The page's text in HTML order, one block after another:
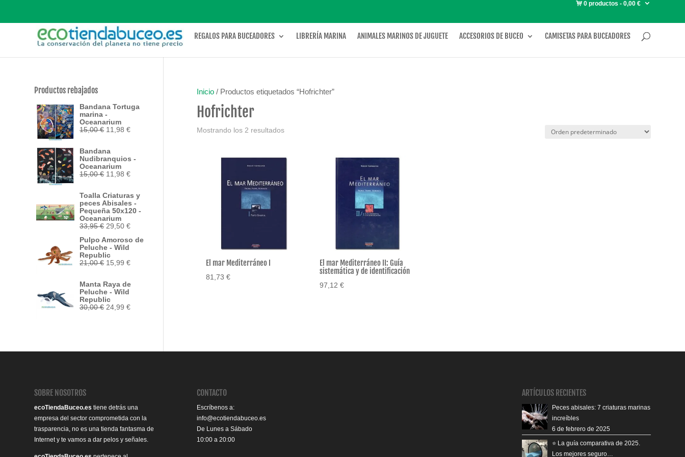
0 productos 0,00 €
REGALOS PARA BUCEADORES LIBRERÍA MARINA ANIMALES MARINOS DE JUGUETE ACCESORIOS DE BUCEO CAMISETAS PARA BUCEADORES
Inicio / Productos etiquetados “Hofrichter”
Hofrichter
Mostrando los 2 resultados
El mar Mediterráneo I
81,73€
El mar Mediterráneo II: Guía
sistemática y de identificación
97,12 €
Productos rebajados
Bandana Tortuga
marina -
Oceanarium
15,00€ El
era:
15,00 €.
11,98€El
11,98 €.
Bandana
Nudibranquios -
Oceanarium
15,00€ El
era:
15,00 €.
11,98€El
es:
11,98 €.
Toalla Criaturas y
peces Abisales -
Pequeña 50x120 -
Oceanarium
33,95€ El
original
era:
33,95 €.
29,50€El
actual
Pulpo Amoroso de
Peluche - Wild
Republic
21,00€ El
era:
21,00 €.
15,99€El
es:
Manta Raya de
Peluche - Wild
Republic
30,00€ El
24,99€El
SOBRE NOSOTROS
ecoTiendaBuceo.es tiene detrás una
empresa del sector comprometida con la
trasparencia, no es una tienda fantasma de
Internet y te vamos a dar pelos y señales.
CONTACTO
Escríbenos a:
info@ecotiendabuceo.es
De Lunes a Sábado
10:00 a 20:00
ARTÍCULOS RECIENTES
Peces abisales: 7 criaturas marinas
increíbles
6 de febrero de 2025
⭐️ La guía comparativa de 2025.
Los mejores seguro…